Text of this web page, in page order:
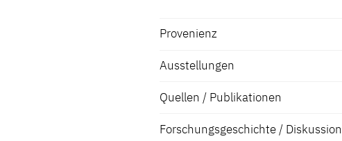
Provenienz
[Exhib. Cat. Berlin 2009, 175, I.25]
Ausstellungen
Quellen / Publikationen
Exhib. Cat. Berlin 2009 A
Forschungsgeschichte / Diskussion